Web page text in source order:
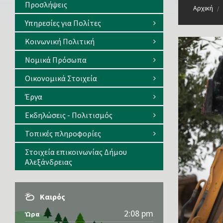
Αρχική /
Προσλήψεις
Υπηρεσίες για Πολίτες
Κοινωνική Πολιτική
Νομικά Πρόσωπα
Οικονομικά Στοιχεία
Έργα
Εκδηλώσεις - Πολιτισμός
Τοπικές πληροφορίες
Στοιχεία επικοινωνίας Δήμου
Αλεξάνδρειας
Καιρός
Ώρα 2:08 pm